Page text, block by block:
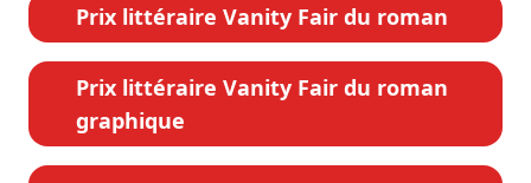
Prix littéraire Vanity Fair du roman
Prix littéraire Vanity Fair du roman
graphique